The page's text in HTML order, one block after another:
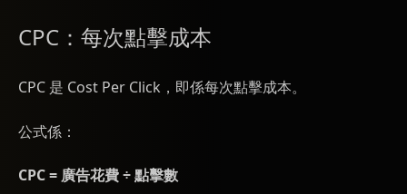
CPC：每次點擊成本
CPC 是 Cost Per Click，即係每次點擊成本。
公式係：
CPC = 廣告花費 ÷ 點擊數